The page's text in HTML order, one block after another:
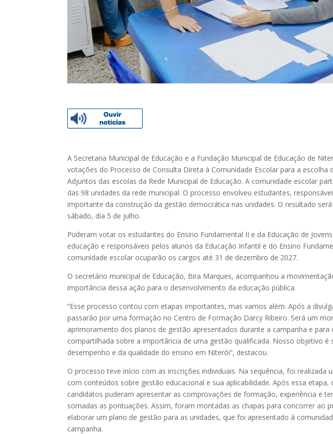
A Secretaria Municipal de Educação e a Fundação Municipal de Educação de
votações do Processo de Consulta Direta à Comunidade Escolar para a
Adjuntos das escolas da Rede Municipal de Educação. A comunidade escolar
das 98 unidades da rede municipal. O processo envolveu estudantes,
importante da construção da gestão democrática nas unidades. O resultado
sábado, dia 5 de julho.
Puderam votar os estudantes do Ensino Fundamental II e da Educação de
educação e responsáveis pelos alunos da Educação Infantil e do Ensino
comunidade escolar ocuparão os cargos até 31 de dezembro de 2027.
O secretário municipal de Educação, Bira Marques, acompanhou a
importância dessa ação para o desenvolvimento da educação pública.
“Esse processo contou com etapas importantes, mas vamos além. Após a
passarão por uma formação no Centro de Formação Darcy Ribeiro. Será um
aprimoramento dos planos de gestão apresentados durante a campanha e
compartilhada sobre a importância de uma gestão qualificada. Nosso objetivo é
desempenho e da qualidade do ensino em Niterói”, destacou.
O processo teve início com as inscrições individuais. Na sequência, foi realizada
com conteúdos sobre gestão educacional e sua aplicabilidade. Após essa
candidatos puderam apresentar as comprovações de formação, experiência e
somadas as pontuações. Assim, foram montadas as chapas para concorrer ao
elaborar um plano de gestão para as unidades, que foi apresentado à
campanha.